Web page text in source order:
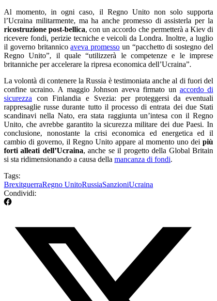
Al momento, in ogni caso, il Regno Unito non solo supporta
l’Ucraina militarmente, ma ha anche promesso di assisterla per la
ricostruzione post-bellica, con un accordo che permetterà a Kiev di
ricevere fondi, perizie tecniche e veicoli da Londra. Inoltre, a luglio
il governo britannicoaveva promesso un “pacchetto di sostegno del
Regno Unito”, il quale “utilizzerà le competenze e le imprese
britanniche per accelerare la ripresa economica dell’Ucraina”.
La volontà di contenere la Russia è testimoniata anche al di fuori del
confine ucraino. A maggio Johnson aveva firmato un accordo di
sicurezza con Finlandia e Svezia: per proteggersi da eventuali
rappresaglie russe durante tutto il processo di entrata dei due Stati
scandinavi nella Nato, era stata raggiunta un’intesa con il Regno
Unito, che avrebbe garantito la sicurezza militare dei due Paesi. In
conclusione, nonostante la crisi economica ed energetica ed il
cambio di governo, il Regno Unito appare al momento uno dei più
forti alleati dell’Ucraina, anche se il progetto della Global Britain
si sta ridimensionando a causa della mancanza di fondi.
Tags:
BrexitguerraRegno UnitoRussiaSanzioniUcraina
Condividi: